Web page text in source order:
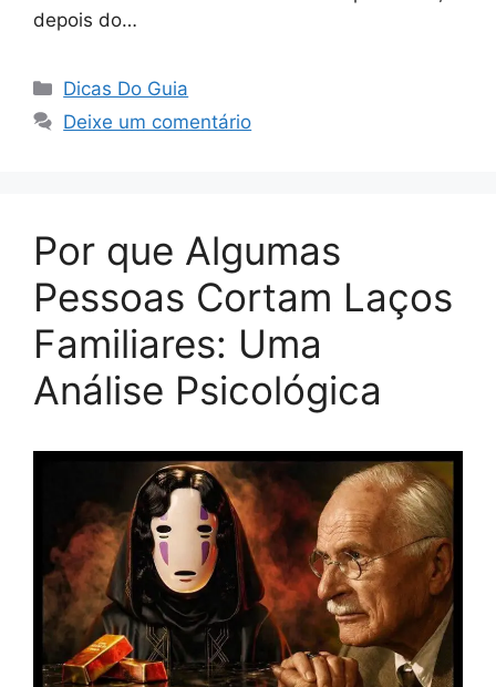
depois do…
Categorias
Dicas Do Guia
Deixe um comentário
Por que Algumas
Pessoas Cortam Laços
Familiares: Uma
Análise Psicológica